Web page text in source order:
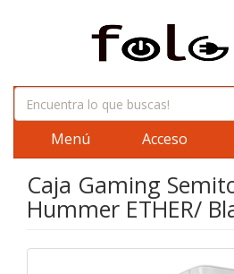
Menú Acceso
Caja Gaming
Hummer ETHER/